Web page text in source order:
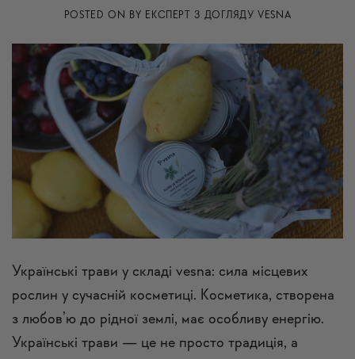
POSTED ON BY ЕКСПЕРТ З ДОГЛЯДУ VESNA
Українські трави у складі vesna: сила місцевих
рослин у сучасній косметиці. Косметика, створена
з любов’ю до рідної землі, має особливу енергію.
Українські трави — це не просто традиція, а